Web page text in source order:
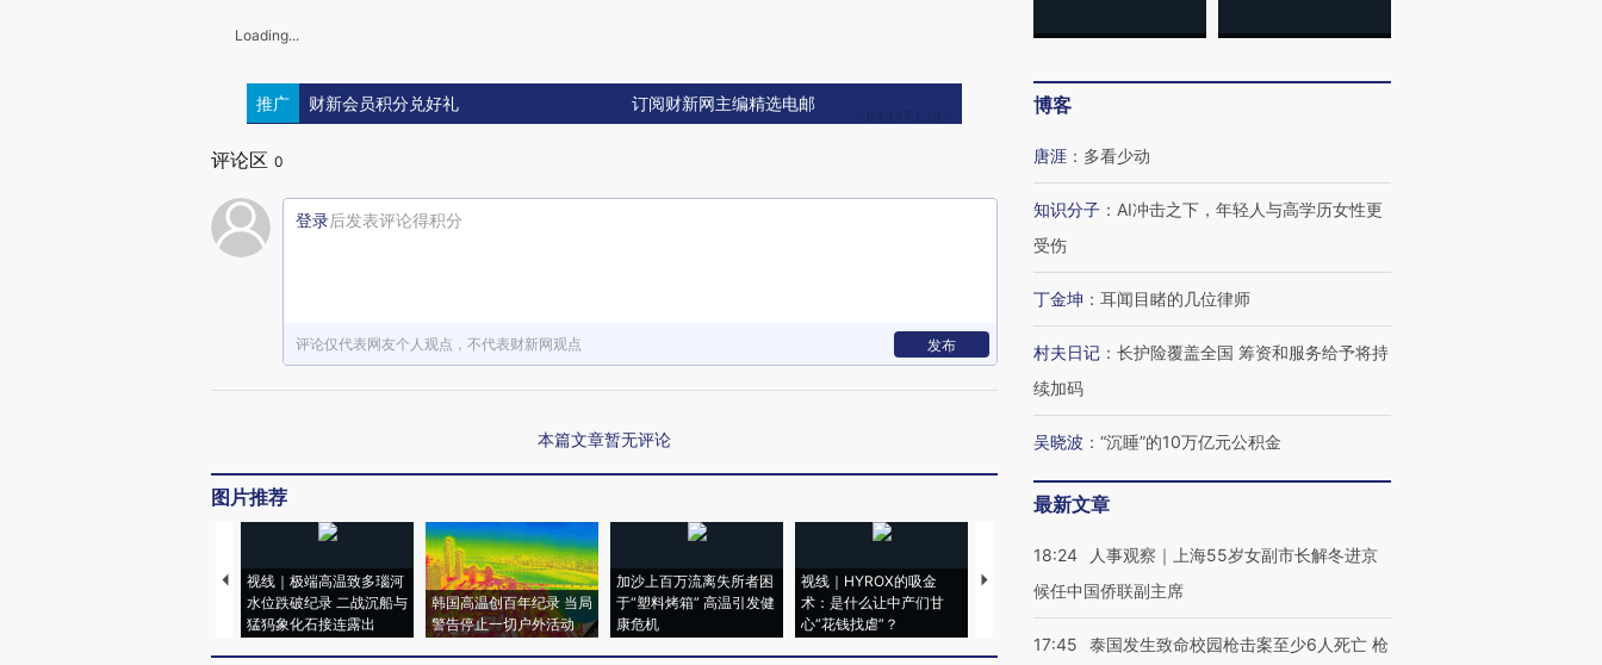
Loading...
推广 财新会员积分兑好礼 订阅财新网主编精选电邮
评论区 0
登录后发表评论得积分
评论仅代表网友个人观点，不代表财新网观点 发布
本篇文章暂无评论
图片推荐
视线｜极端高温致多瑙河
水位跌破纪录 二战沉船与
猛犸象化石接连露出
韩国高温创百年纪录 当局
警告停止一切户外活动
加沙上百万流离失所者困
于“塑料烤箱” 高温引发健
康危机
视线｜HYROX的吸金
术：是什么让中产们甘
心“花钱找虐”？
马航飞行员跨国走私7万
粒摇头丸 尿检体内含3种
视线｜被称为“蟑螂”的印
度Z世代 用街头抗争将教
育部长拱下台
飞地休达
博客
唐涯 ： 多看少动
知识分子 ： AI冲击之下，年轻人与高学历女性更
受伤
丁金坤 ： 耳闻目睹的几位律师
村夫日记 ： 长护险覆盖全国 筹资和服务给予将持
续加码
吴晓波 ： “沉睡”的10万亿元公积金
最新文章
18:24
人事观察｜上海55岁女副市长解冬进京
候任中国侨联副主席
17:45
泰国发生致命校园枪击案至少6人死亡 枪